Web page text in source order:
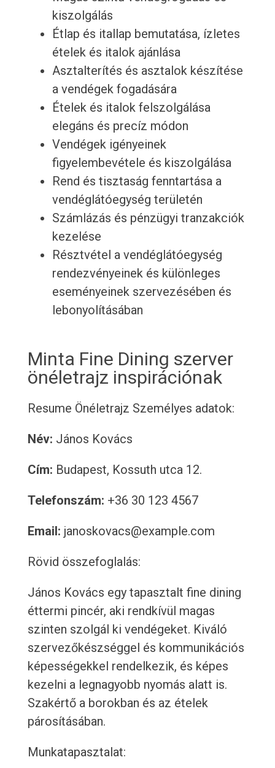
kiszolgálás
Étlap és itallap bemutatása, ízletes
ételek és italok ajánlása
Asztalterítés és asztalok készítése
a vendégek fogadására
Ételek és italok felszolgálása
elegáns és precíz módon
Vendégek igényeinek
figyelembevétele és kiszolgálása
Rend és tisztaság fenntartása a
vendéglátóegység területén
Számlázás és pénzügyi tranzakciók
kezelése
Résztvétel a vendéglátóegység
rendezvényeinek és különleges
eseményeinek szervezésében és
lebonyolításában
Minta Fine Dining szerver
önéletrajz inspirációnak
Resume Önéletrajz Személyes adatok:
Név: János Kovács
Cím: Budapest, Kossuth utca 12.
Telefonszám: +36 30 123 4567
Email: janoskovacs@example.com
Rövid összefoglalás:
János Kovács egy tapasztalt fine dining
éttermi pincér, aki rendkívül magas
szinten szolgál ki vendégeket. Kiváló
szervezőkészséggel és kommunikációs
képességekkel rendelkezik, és képes
kezelni a legnagyobb nyomás alatt is.
Szakértő a borokban és az ételek
párosításában.
Munkatapasztalat: